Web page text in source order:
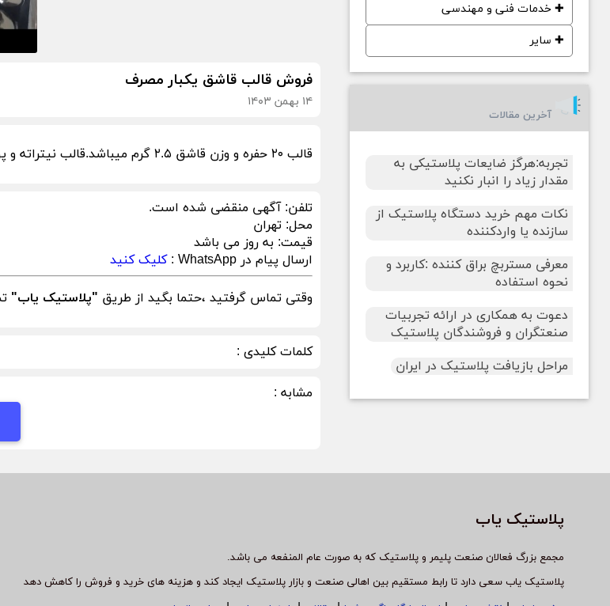
فروش قالب قاشق یکبار مصرف
۱۴ بهمن ۱۴۰۳
قالب ۲۰ حفره و وزن قاشق ۲.۵ گرم میباشد.قالب نیتراته و پولیش شده و آماده تولید میباشد.در ضمن فیلم تست قالب هم موجود هست
تلفن:آگهی منقضی شده است.
محل:تهران
قیمت: به روز می باشد
ارسال پیام در WhatsApp :
کلیک کنید
وقتی تماس گرفتید ،حتما بگید از طریق "پلاستیک یاب"
کلمات کلیدی :
مشابه :
✚خدمات فنی و مهندسی
✚سایر
آخرین مقالات
تجربه:هرگز ضایعات پلاستیکی به
مقدار زیاد را انبار نکنید
نکات مهم خرید دستگاه پلاستیک از
سازنده یا واردکننده
معرفی مستربچ براق کننده :کاربرد و
نحوه استفاده
دعوت به همکاری در ارائه تجربیات
صنعتگران و فروشندگان پلاستیک
مراحل بازیافت پلاستیک در ایران
پلاستیک یاب
مجمع بزرگ فعالان صنعت پلیمر و پلاستیک که به صورت عام المنفعه می باشد.
پلاستیک یاب سعی دارد تا رابط مستقیم بین اهالی صنعت و بازار پلاستیک ایجاد کند و هزینه های خرید و فروش را کاهش دهد